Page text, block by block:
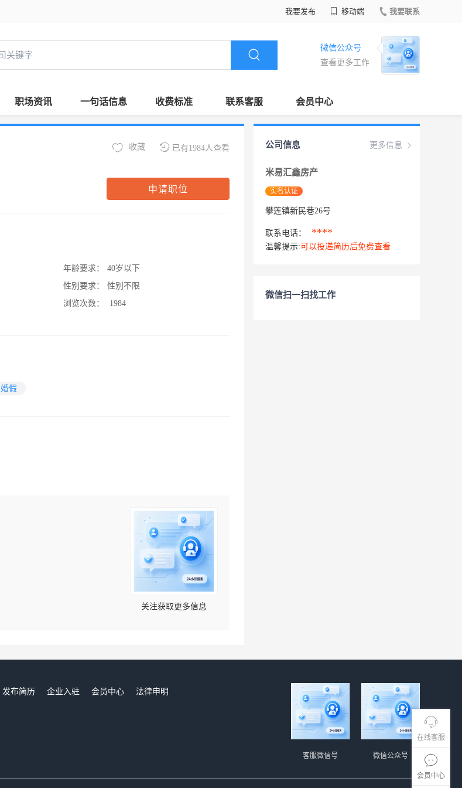
我要发布 移动端 我要联系
微信公众号
查看更多工作
职场资讯 一句话信息 收费标准 联系客服 会员中心
在线客服
会员中心
已有1984人查看
收藏
申请职位
年龄要求：
40岁以下
性别要求：
性别不限
浏览次数：
1984
婚假
关注获取更多信息
更多信息
公司信息
米易汇鑫房产
实名认证
攀莲镇新民巷26号
联系电话： ****
温馨提示: 可以投递简历后免费查看
微信扫一扫找工作
发布简历 企业入驻 会员中心
法律申明
微信公众号
客服微信号